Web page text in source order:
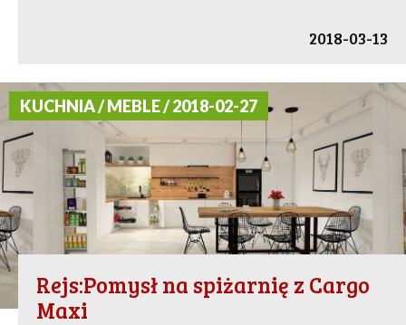
2018-03-13
KUCHNIA / MEBLE / 2018-02-27
Rejs:Pomysł na spiżarnię z Cargo
Maxi